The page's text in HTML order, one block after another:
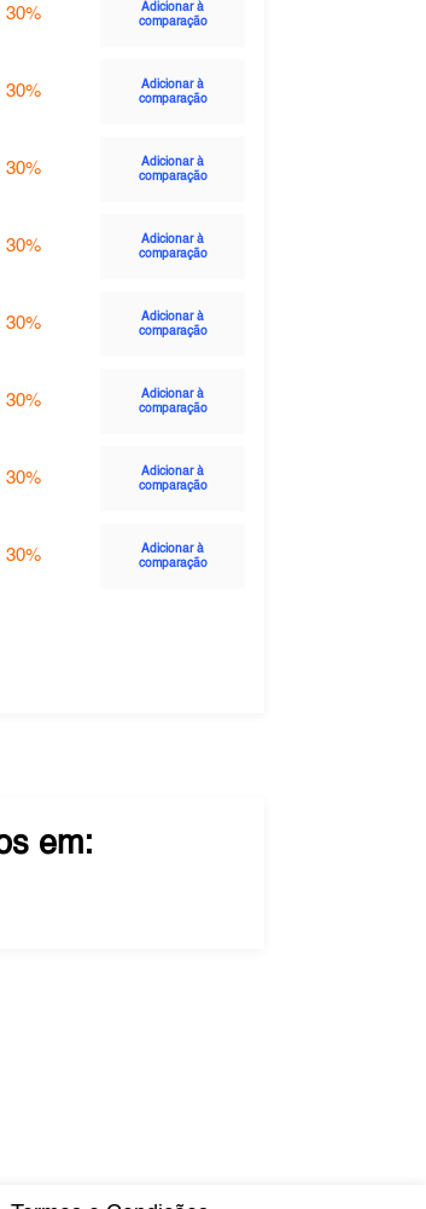
30%
Adicionar à
comparação
30%
Adicionar à
comparação
30%
Adicionar à
comparação
30%
Adicionar à
comparação
30%
Adicionar à
comparação
30%
Adicionar à
comparação
30%
Adicionar à
comparação
30%
Adicionar à
comparação
em: